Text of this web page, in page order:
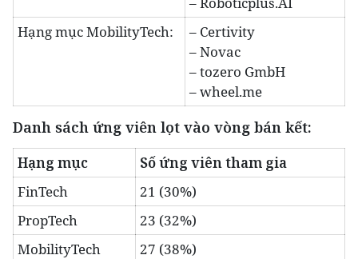
Hạng mục MobilityTech:
– Certivity
– Novac
– tozero GmbH
– wheel.me
Danh sách ứng viên lọt vào vòng bán kết:
Hạng mục
Số ứng viên tham gia
FinTech
21 (30%)
PropTech
23 (32%)
MobilityTech
27 (38%)